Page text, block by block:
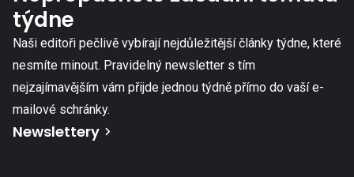
týdne
Naši editoři pečlivě vybírají nejdůležitější články týdne, které
nesmíte minout. Pravidelný newsletter s tím
nejzajímavějším vám přijde jednou týdně přímo do vaší e-
mailové schránky.
Newslettery